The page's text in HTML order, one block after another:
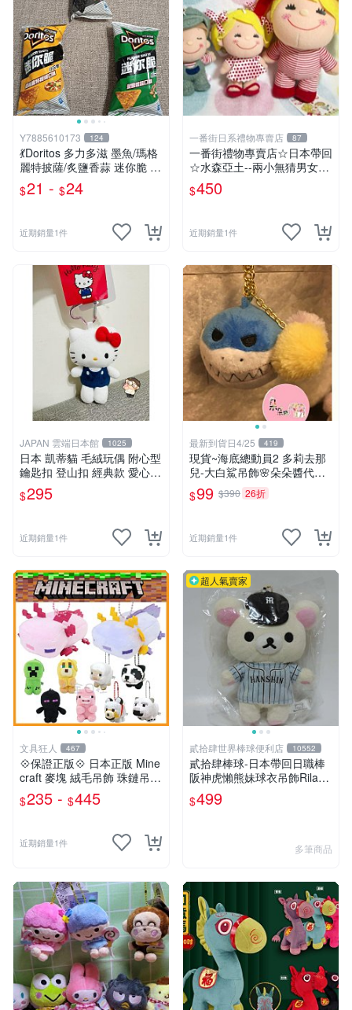
Y7885610173 124
💃Doritos 多力多滋 墨魚/瑪格
麗特披薩/炙鹽香蒜 迷你脆 54
g🕺 洋芋片 玉米片薯片 餅乾
隨身包 玉米脆片 零食
$21 - $24
近期銷量1件
一番街日系禮物專賣店 87
一番街禮物專賣店☆日本帶回
☆水森亞土--兩小無猜男女孩
娃娃~單件小隻價~超迷人禮
物首選!
$450
近期銷量1件
JAPAN 雲端日本館 1025
日本 凱蒂貓 毛絨玩偶 附心型
鑰匙扣 登山扣 經典款 愛心
心型
$295
近期銷量1件
最新到貨日4/25 419
現貨~海底總動員2 多莉去那
兒-大白鯊吊飾🌸朵朵醬代購
🌸
$99 $390 26折
近期銷量1件
文具狂人 467
💠保證正版💠 日本正版 Mine
craft 麥塊 絨毛吊飾 珠鏈吊飾
包包吊飾 苦力怕 熊貓 蠑螈
六角恐龍 👉 全日控
$235 - $445
近期銷量1件
超人氣賣家
貳拾肆世界棒球便利店 10552
貳拾肆棒球-日本帶回日職棒
阪神虎懶熊妹球衣吊飾Rilakk
uma
$499
多筆商品